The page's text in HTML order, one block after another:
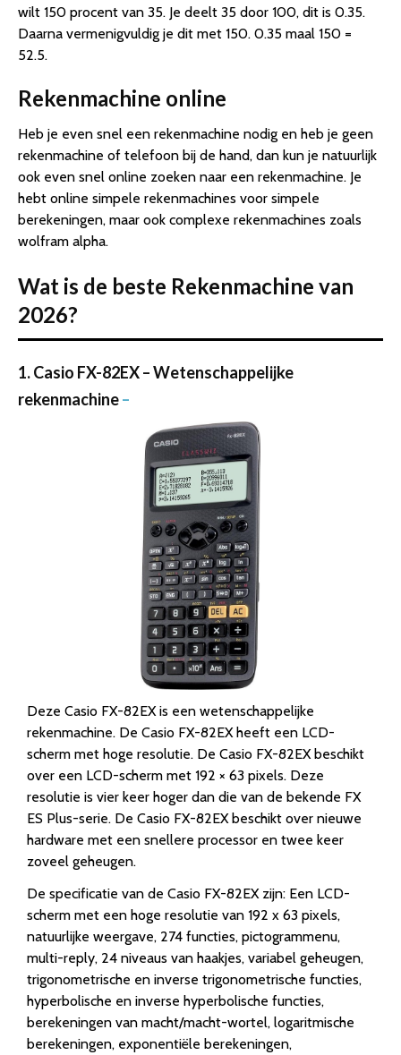
wilt 150 procent van 35. Je deelt 35 door 100, dit is 0.35.
Daarna vermenigvuldig je dit met 150. 0.35 maal 150 =
52.5.
Rekenmachine online
Heb je even snel een rekenmachine nodig en heb je geen
rekenmachine of telefoon bij de hand, dan kun je natuurlijk
ook even snel online zoeken naar een rekenmachine. Je
hebt online simpele rekenmachines voor simpele
berekeningen, maar ook complexe rekenmachines zoals
wolfram alpha.
Wat is de beste Rekenmachine van
2026?
1. Casio FX-82EX – Wetenschappelijke
rekenmachine–
Deze Casio FX-82EX is een wetenschappelijke
rekenmachine. De Casio FX-82EX heeft een LCD-
scherm met hoge resolutie. De Casio FX-82EX beschikt
over een LCD-scherm met 192 × 63 pixels. Deze
resolutie is vier keer hoger dan die van de bekende FX
ES Plus-serie. De Casio FX-82EX beschikt over nieuwe
hardware met een snellere processor en twee keer
zoveel geheugen.
De specificatie van de Casio FX-82EX zijn: Een LCD-
scherm met een hoge resolutie van 192 x 63 pixels,
natuurlijke weergave, 274 functies, pictogrammenu,
multi-reply, 24 niveaus van haakjes, variabel geheugen,
trigonometrische en inverse trigonometrische functies,
hyperbolische en inverse hyperbolische functies,
berekeningen van macht/macht-wortel, logaritmische
berekeningen, exponentiële berekeningen,